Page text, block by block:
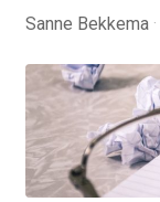
Sanne Bekkema ·